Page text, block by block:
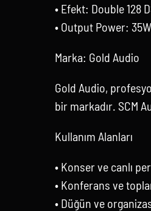
• Efekt: Double 128
• Output Power: 35W
Marka: Gold Audio
Gold Audio,
bir markadır. SCM
Kullanım Alanları
• Konser ve canlı
• Konferans ve
• Düğün ve